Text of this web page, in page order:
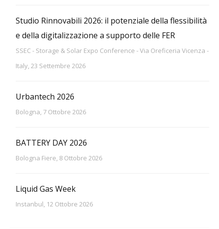
Studio Rinnovabili 2026: il potenziale della flessibilità
e della digitalizzazione a supporto delle FER
SSEC - Storage & Solar Expo Conference - Via Oreficeria Vicenza -
Italy, 23 Settembre 2026
Urbantech 2026
Bologna, 7 Ottobre 2026
BATTERY DAY 2026
Bologna Fiere, 8 Ottobre 2026
Liquid Gas Week
Instanbul, 12 Ottobre 2026